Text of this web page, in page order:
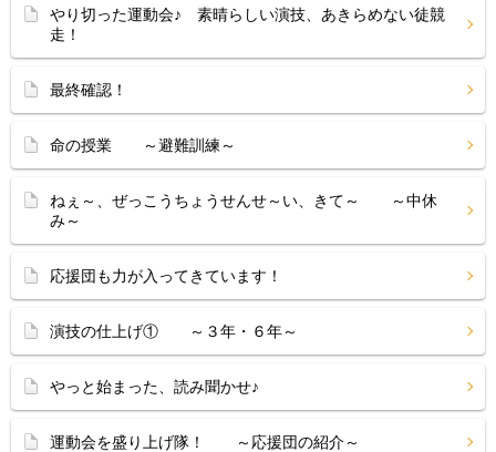
やり切った運動会♪ 素晴らしい演技、あきらめない徒競
走！
最終確認！
命の授業 ～避難訓練～
ねぇ～、ぜっこうちょうせんせ～い、きて～ ～中休
み～
応援団も力が入ってきています！
演技の仕上げ① ～３年・６年～
やっと始まった、読み聞かせ♪
運動会を盛り上げ隊！ ～応援団の紹介～